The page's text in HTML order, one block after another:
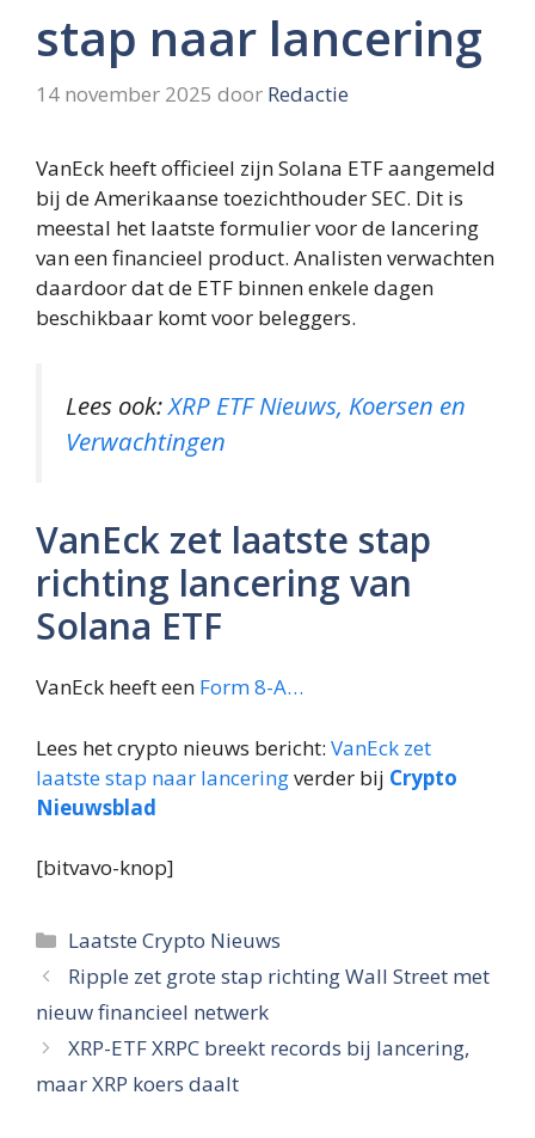
stap naar lancering
14 november 2025 door Redactie
VanEck heeft officieel zijn Solana ETF aangemeld
bij de Amerikaanse toezichthouder SEC. Dit is
meestal het laatste formulier voor de lancering
van een financieel product. Analisten verwachten
daardoor dat de ETF binnen enkele dagen
beschikbaar komt voor beleggers.
Lees ook:XRP ETF Nieuws, Koersen en
Verwachtingen
VanEck zet laatste stap
richting lancering van
Solana ETF
VanEck heeft een Form 8-A…
Lees het crypto nieuws bericht: VanEck zet
laatste stap naar lanceringverder bij Crypto
Nieuwsblad
[bitvavo-knop]
Categorieën
Laatste Crypto Nieuws
Ripple zet grote stap richting Wall Street met
nieuw financieel netwerk
XRP-ETF XRPC breekt records bij lancering,
maar XRP koers daalt